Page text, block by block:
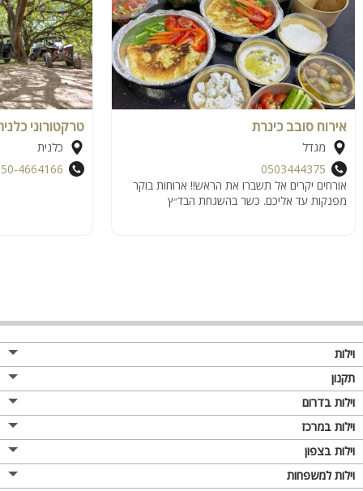
אירוח סובב כינרת
מגדל
0503444375
אורחים יקרים אל תשברו את הראש!! ארוחות בוקר
מפנקות עד אליכם. כשר בהשגחת הבד״ץ
טרקטורוני
כלנית
4664166
וילות
תקנון
וילות בדרום
וילות במרכז
וילות בצפון
וילות למשפחות